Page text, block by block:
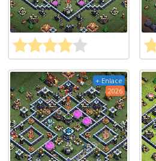
+ Enlace
2026